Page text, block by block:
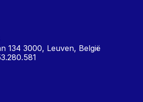
134 3000, Leuven, België